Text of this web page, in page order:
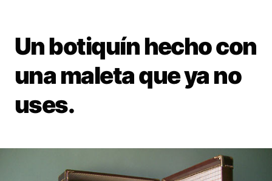
Un botiquín hecho con
una maleta que ya no
uses.